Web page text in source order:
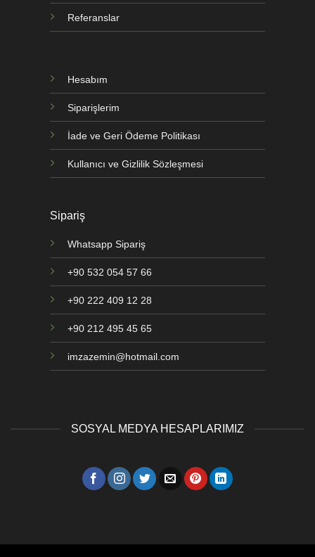
Referanslar
Hesabım
Siparişlerim
İade ve Geri Ödeme Politikası
Kullanıcı ve Gizlilik Sözleşmesi
Sipariş
Whatsapp Sipariş
+90 532 054 57 66
+90 222 409 12 28
+90 212 495 45 65
imzazemin@hotmail.com
SOSYAL MEDYA HESAPLARIMIZ